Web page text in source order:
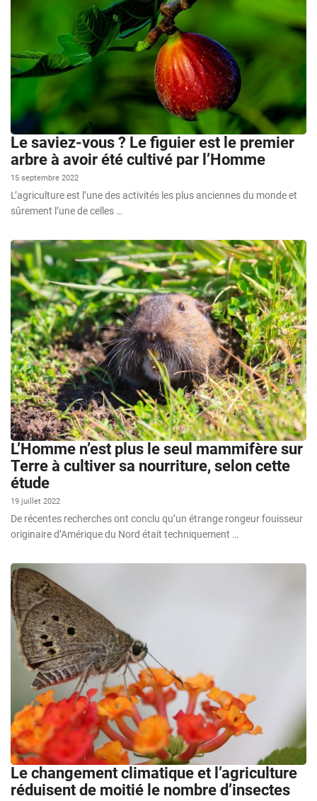
Le saviez-vous ? Le figuier est le premier
arbre à avoir été cultivé par l’Homme
15 septembre 2022
L’agriculture est l’une des activités les plus anciennes du monde et
sûrement l’une de celles …
L’Homme n’est plus le seul mammifère sur
Terre à cultiver sa nourriture, selon cette
étude
19 juillet 2022
De récentes recherches ont conclu qu’un étrange rongeur fouisseur
originaire d’Amérique du Nord était techniquement …
Le changement climatique et l’agriculture
réduisent de moitié le nombre d’insectes